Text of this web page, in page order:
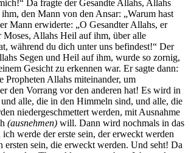
Da fragte der Gesandte Allahs, Allahs
den Mann von den Ansar: „Warum hast
Mann erwiderte: „O Gesandter Allahs, er
Moses, Allahs Heil auf ihm, über alle
während du dich unter uns befindest!“ Der
Segen und Heil auf ihm, wurde so zornig,
Gesicht zu erkennen war. Er sagte dann:
Propheten Allahs miteinander, um
den Vorrang vor den anderen hat! Es wird in
alle, die in den Himmeln sind, und alle, die
niedergeschmettert werden, mit Ausnahme
(ausnehmen) will. Dann wird nochmals in das
werde der erste sein, der erweckt werden
ersten sein, die erweckt werden. Und seht! Da